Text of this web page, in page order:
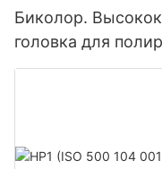
Биколор.
головка для
композитного